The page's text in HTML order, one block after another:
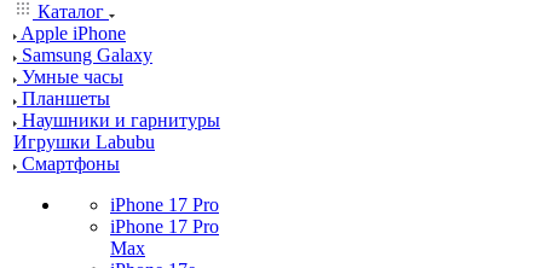
Каталог
Apple iPhone
Samsung Galaxy
Умные часы
Планшеты
Наушники и гарнитуры
Игрушки Labubu
Смартфоны
iPhone 17 Pro
iPhone 17 Pro
Max